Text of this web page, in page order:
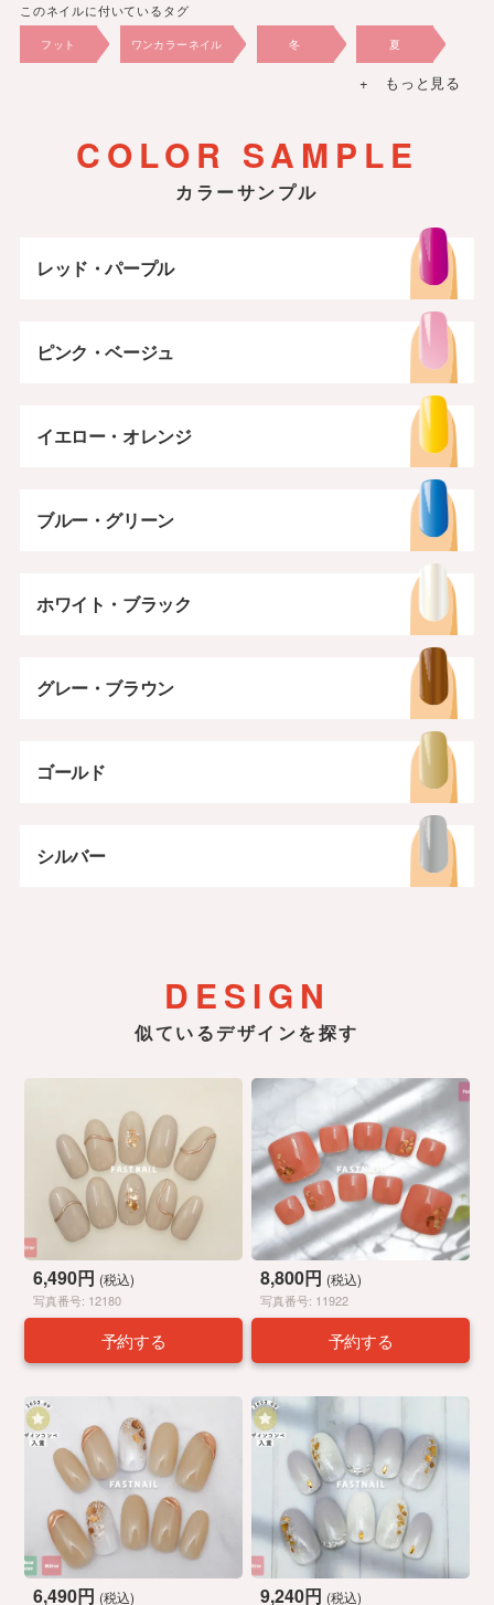
このネイルに付いているタグ
フット ワンカラーネイル 冬 夏
10,230円+ もっと見る
COLOR SAMPLE
カラーサンプル
レッド・パープル
ピンク・ベージュ
イエロー・オレンジ
ブルー・グリーン
ホワイト・ブラック
グレー・ブラウン
ゴールド
シルバー
DESIGN
似ているデザインを探す
6,490円 (税込)
写真番号: 12180
予約する
8,800円 (税込)
写真番号: 11922
予約する
6,490円 (税込) 9,240円 (税込)